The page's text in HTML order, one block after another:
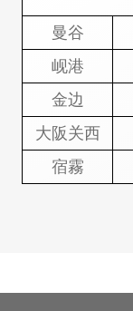
曼谷
岘港
金边
大阪关西
宿霧